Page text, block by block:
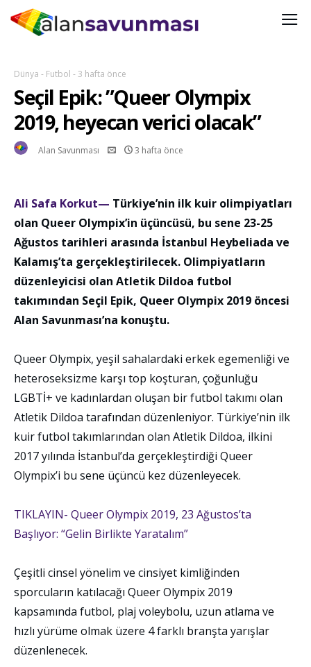
Dünya - Futbol -3 hafta önce
Seçil Epik: ”Queer Olympix
2019, heyecan verici olacak”
Alan Savunması 3 hafta önce
Ali Safa Korkut— Türkiye’nin ilk kuir olimpiyatları
olan Queer Olympix’in üçüncüsü, bu sene 23-25
Ağustos tarihleri arasında İstanbul Heybeliada ve
Kalamış’ta gerçekleştirilecek. Olimpiyatların
düzenleyicisi olan Atletik Dildoa futbol
takımından Seçil Epik, Queer Olympix 2019 öncesi
Alan Savunması’na konuştu.
Queer Olympix, yeşil sahalardaki erkek egemenliği ve
heteroseksizme karşı top koşturan, çoğunluğu
LGBTİ+ ve kadınlardan oluşan bir futbol takımı olan
Atletik Dildoa tarafından düzenleniyor. Türkiye’nin ilk
kuir futbol takımlarından olan Atletik Dildoa, ilkini
2017 yılında İstanbul’da gerçekleştirdiği Queer
Olympix’i bu sene üçüncü kez düzenleyecek.
TIKLAYIN- Queer Olympix 2019, 23 Ağustos’ta
Başlıyor: “Gelin Birlikte Yaratalım”
Çeşitli cinsel yönelim ve cinsiyet kimliğinden
sporcuların katılacağı Queer Olympix 2019
kapsamında futbol, plaj voleybolu, uzun atlama ve
hızlı yürüme olmak üzere 4 farklı branşta yarışlar
düzenlenecek.